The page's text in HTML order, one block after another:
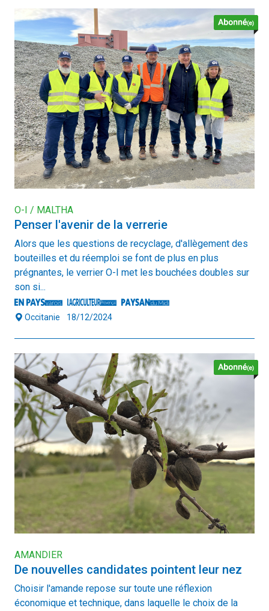
O-I / MALTHA
Penser l'avenir de la verrerie
Alors que les questions de recyclage, d'allègement des
bouteilles et du réemploi se font de plus en plus
prégnantes, le verrier O-I met les bouchées doubles sur
son si...
Occitanie 18/12/2024
AMANDIER
De nouvelles candidates pointent leur nez
Choisir l'amande repose sur toute une réflexion
économique et technique, dans laquelle le choix de la